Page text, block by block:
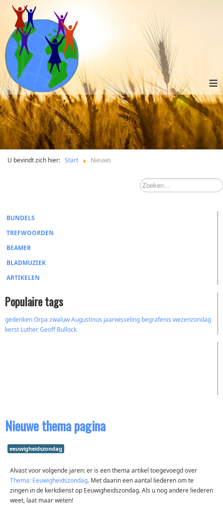
≡
U bevindt zich hier: Start Nieuws
BUNDELS
TREFWOORDEN
BEAMER
BLADMUZIEK
ARTIKELEN
Populaire tags
gedenkenOrpa zwaluwAugustinus jaarwisseling begrafenis wezenzondag
kerst LutherGeoff Bullock
Nieuwe thema pagina
eeuwigheidszondag
Alvast voor volgende jaren: er is een thema artikel toegevoegd over
Thema: Eeuwigheidszondag. Met daarin een aantal liederen om te
zingen in de kerkdienst op Eeuwigheidszondag. Als u nog andere liederen
weet, laat maar weten!